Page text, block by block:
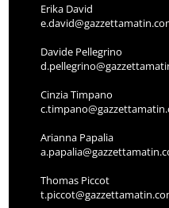
Erika David
Davide Pellegrino
Cinzia Timpano
Arianna Papalia
Thomas Piccot